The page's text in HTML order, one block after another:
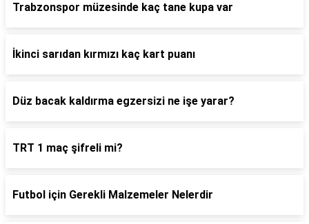
Trabzonspor müzesinde kaç tane kupa var
İkinci sarıdan kırmızı kaç kart puanı
Düz bacak kaldırma egzersizi ne işe yarar?
TRT 1 maç şifreli mi?
Futbol için Gerekli Malzemeler Nelerdir